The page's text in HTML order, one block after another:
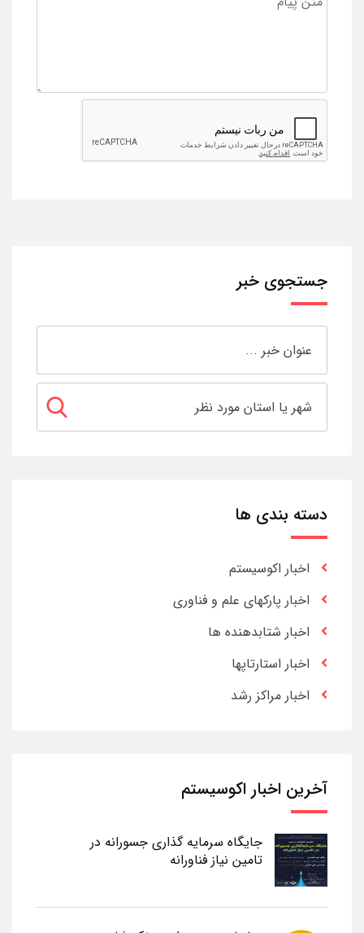
جستجوی خبر
دسته بندی ها
اخبار اکوسیستم
اخبار پارکهای علم و فناوری
اخبار شتابدهنده ها
اخبار استارتاپها
اخبار مراکز رشد
آخرین اخبار اکوسیستم
جایگاه سرمایه گذاری جسورانه در
تامین نیاز فناورانه